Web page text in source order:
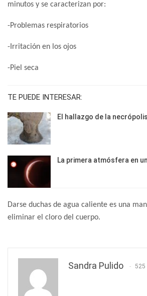
minutos y se caracterizan por:
-Problemas respiratorios
-Irritación en los ojos
-Piel seca
TE PUEDE INTERESAR:
El hallazgo de la
La primera atmósfera en
Darse duchas de agua caliente es una
eliminar el cloro del cuerpo.
Sandra Pulido 525